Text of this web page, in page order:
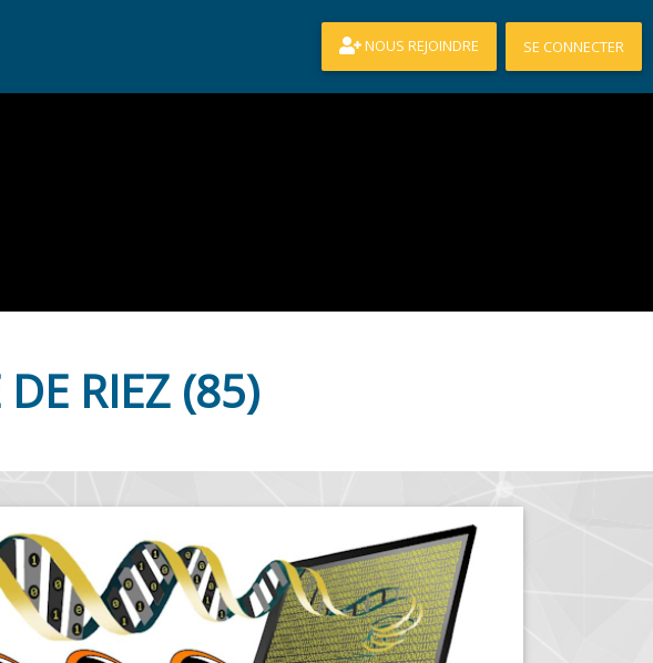
NOUS REJOINDRE SE CONNECTER
RIEZ (85)